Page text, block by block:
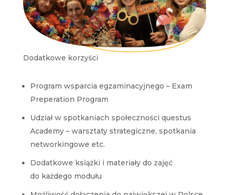
Dodatkowe korzyści
Program wsparcia egzaminacyjnego – Exam
Preperation Program
Udział w spotkaniach społeczności questus
Academy – warsztaty strategiczne, spotkania
networkingowe etc.
Dodatkowe książki i materiały do zajęć
do każdego modułu